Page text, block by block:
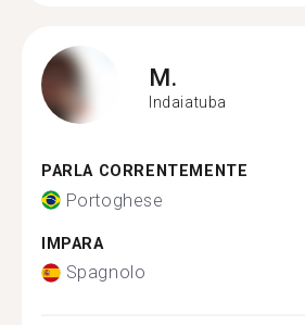
M.
Indaiatuba
PARLA CORRENTEMENTE
Portoghese
IMPARA
Spagnolo